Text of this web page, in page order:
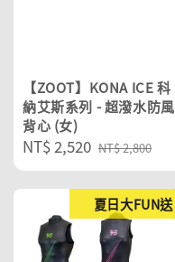
【ZOOT】KONA ICE 科
納艾斯系列 - 超潑水防風
背心 (女)
Sale
price
NT$ 2,520 Regular
price
NT$ 2,800
夏日大FUN送